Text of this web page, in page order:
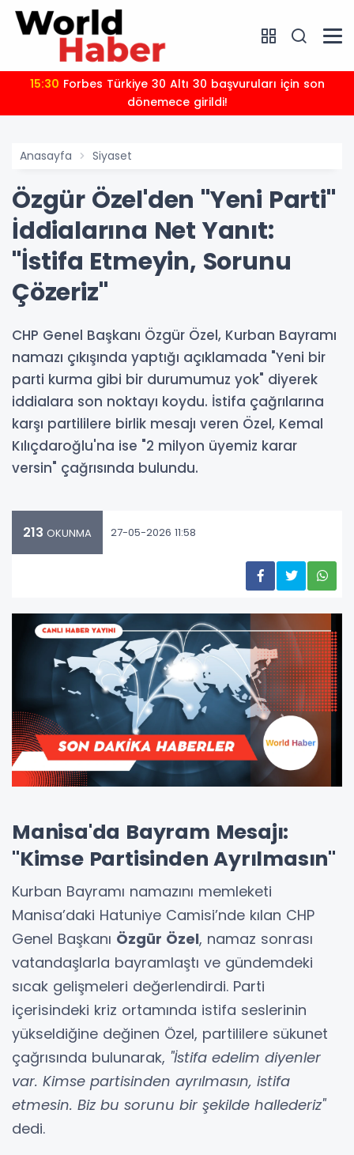
15:30
dönemece girildi!
Anasayfa Siyaset
Özgür Özel'den "Yeni Parti"
İddialarına Net Yanıt:
"İstifa Etmeyin, Sorunu
Çözeriz"
CHP Genel Başkanı Özgür Özel, Kurban Bayramı
namazı çıkışında yaptığı açıklamada "Yeni bir
parti kurma gibi bir durumumuz yok" diyerek
iddialara son noktayı koydu. İstifa çağrılarına
karşı partililere birlik mesajı veren Özel, Kemal
Kılıçdaroğlu'na ise "2 milyon üyemiz karar
versin" çağrısında bulundu.
213 OKUNMA 27-05-2026 11:58
Manisa'da Bayram Mesajı:
"Kimse Partisinden Ayrılmasın"
Kurban Bayramı namazını memleketi
Manisa’daki Hatuniye Camisi’nde kılan CHP
Genel Başkanı Özgür Özel, namaz sonrası
vatandaşlarla bayramlaştı ve gündemdeki
sıcak gelişmeleri değerlendirdi. Parti
içerisindeki kriz ortamında istifa seslerinin
yükseldiğine değinen Özel, partililere sükunet
çağrısında bulunarak, "İstifa edelim diyenler
var. Kimse partisinden ayrılmasın, istifa
etmesin. Biz bu sorunu bir şekilde hallederiz"
dedi.